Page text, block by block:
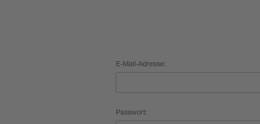
E-Mail-Adresse:
Passwort: